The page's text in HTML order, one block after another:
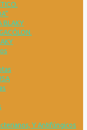
BLAKY
Y Antifúngicos